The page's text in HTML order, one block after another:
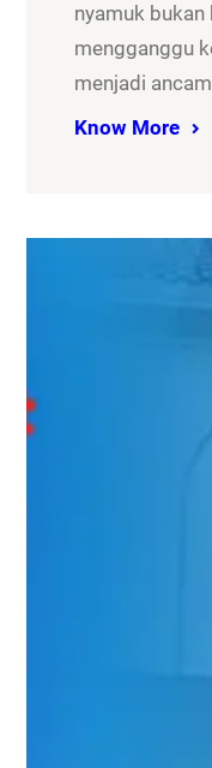
nyamuk bukan
mengganggu
menjadi
Know More